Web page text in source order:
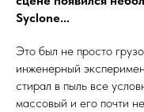
Syclone...
Это был не просто
инженерный
стирал в пыль все
массовый и его почти